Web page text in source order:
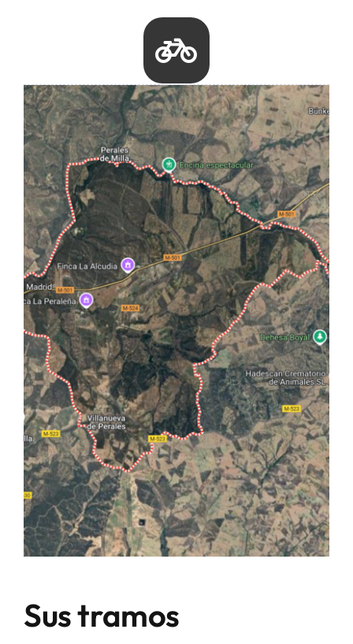
Sus tramos